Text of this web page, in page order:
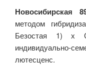
Новосибирская
методом
Безостая 1) х
индивидуально-
лютесценс.